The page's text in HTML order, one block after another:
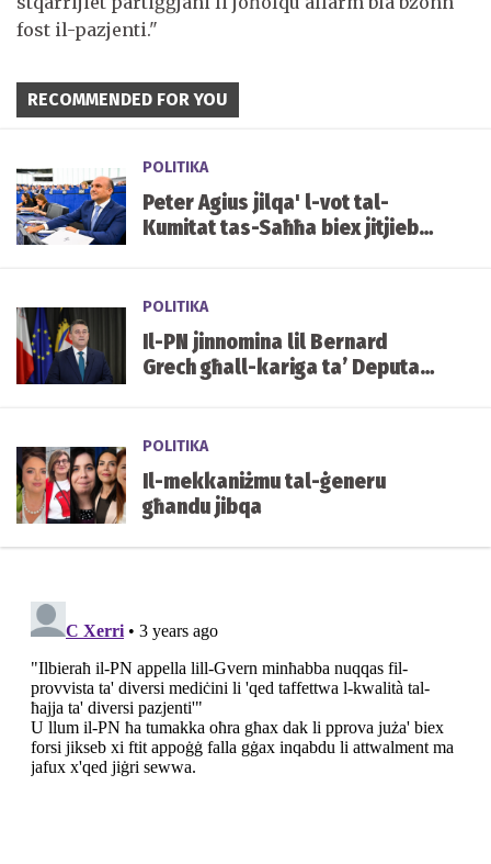
fost il-pazjenti."
RECOMMENDED FOR YOU
POLITIKA
Peter Agius jilqa' l-vot tal-
Kumitat tas-Saħħa biex jitjiebu
POLITIKA
Il-PN jinnomina lil Bernard
Grech għall-kariga ta’ Deputat
POLITIKA
Il-mekkaniżmu tal-ġeneru
għandu jibqa